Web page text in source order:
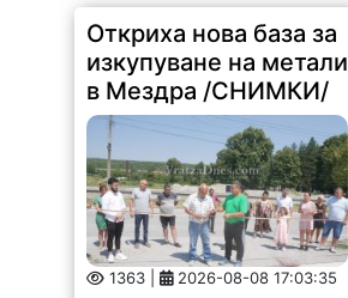
Откриха нова база за
изкупуване на метали
в Мездра /СНИМКИ/
1363 | 2026-08-08 17:03:35